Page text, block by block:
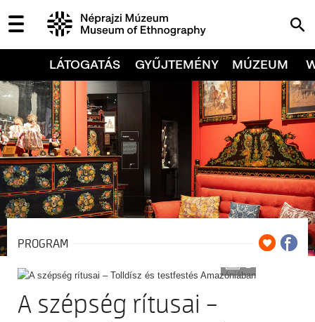
LÁTOGATÁS GYŰJTEMÉNY MÚZEUM
PROGRAM
2
A szépség rítusai –